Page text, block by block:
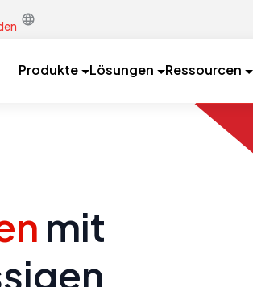
Produkte Lösungen Ressourcen
mit